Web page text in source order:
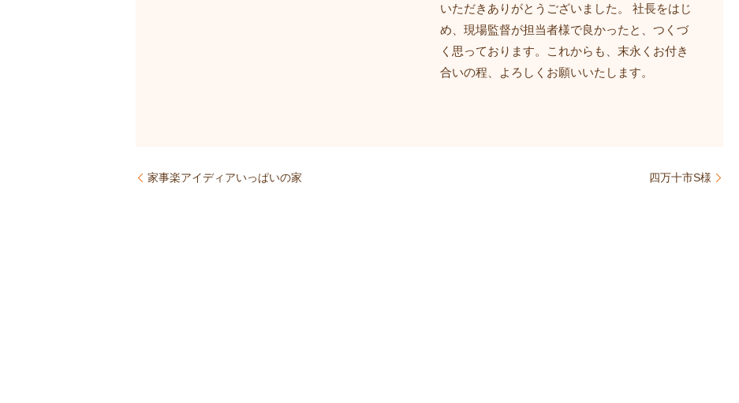
いただきありがとうございました。 社長をはじ
め、現場監督が担当者様で良かったと、つくづ
く思っております。これからも、末永くお付き
合いの程、よろしくお願いいたします。
家事楽アイディアいっぱいの家 四万十市S様